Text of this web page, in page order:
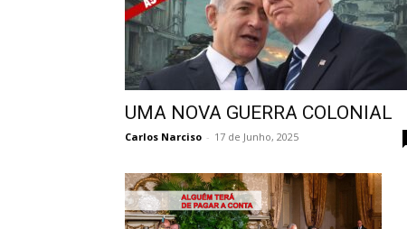
UMA NOVA GUERRA COLONIAL
Carlos Narciso - 17 de Junho, 2025